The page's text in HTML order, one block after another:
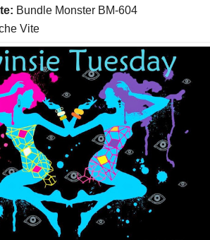
Bundle Monster BM-604
Vite